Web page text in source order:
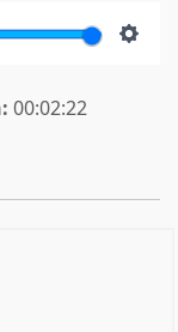
00:02:22